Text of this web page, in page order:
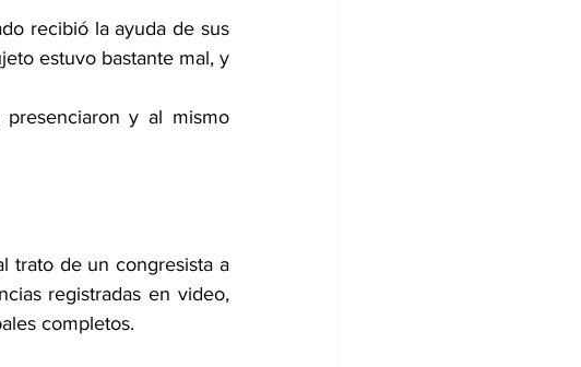
recibió la ayuda de sus
estuvo bastante mal, y
y al mismo
trato de un congresista a
registradas en video,
completos.